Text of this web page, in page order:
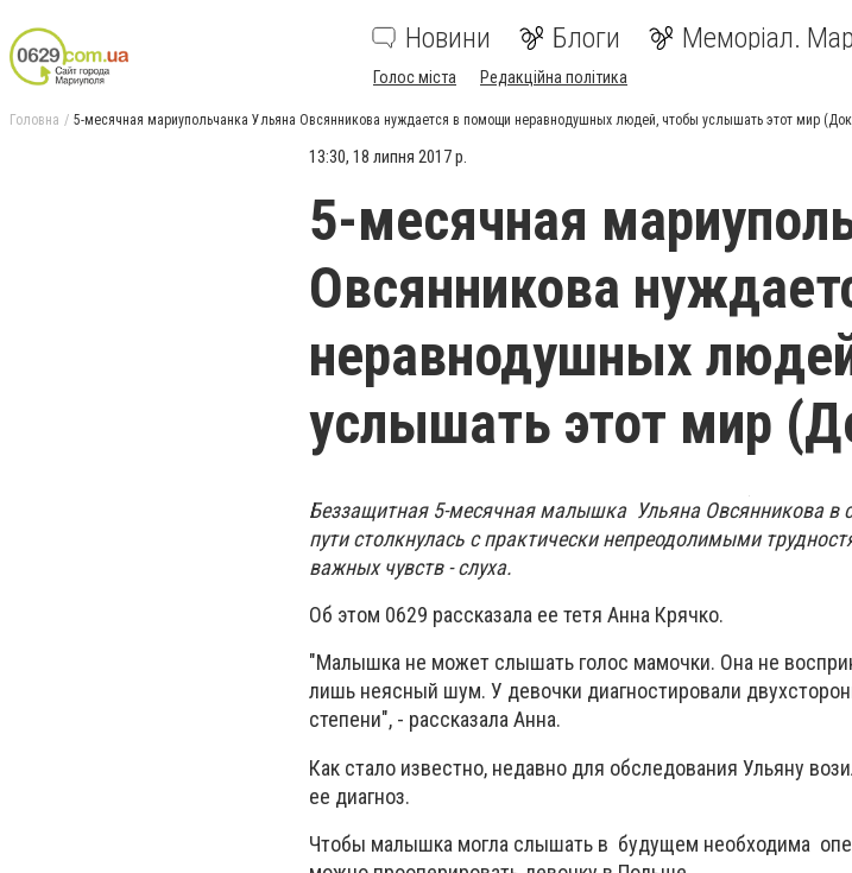
Новини Блоги Меморіал.
Голос міста Редакційна політика
Головна 5-месячная мариупольчанка Ульяна Овсянникова нуждается в помощи неравнодушных людей, чтобы услышать этот мир
13:30, 18 липня 2017 р.
5-месячная
Овсянникова
неравнодушных
услышать этот мир
Беззащитная 5-месячная малышка Ульяна Овсянникова в
пути столкнулась с практически непреодолимыми
важных чувств - слуха.
Об этом 0629 рассказала ее тетя Анна Крячко.
"Малышка не может слышать голос мамочки. Она не
лишь неясный шум. У девочки диагностировали
степени", - рассказала Анна.
Как стало известно, недавно для обследования Ульяну
ее диагноз.
Чтобы малышка могла слышать в будущем необходима